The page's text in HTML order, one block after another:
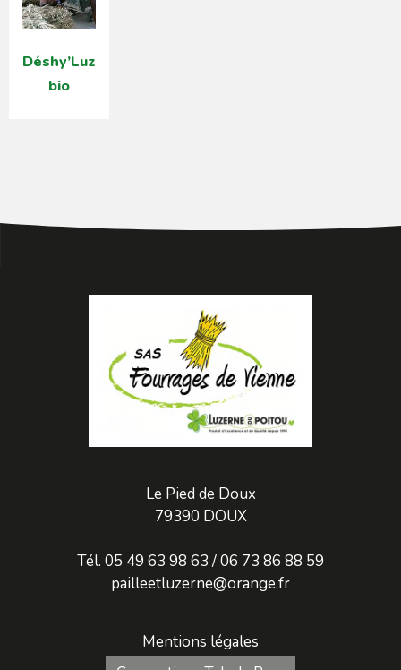
Déshy’Luz
bio
Le Pied de Doux
79390 DOUX
Tél. 05 49 63 98 63 / 06 73 86 88 59
pailleetluzerne@orange.fr
Mentions légales